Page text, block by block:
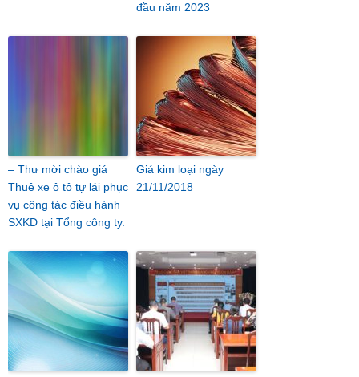
đầu năm 2023
– Thư mời chào giá
Thuê xe ô tô tự lái phục
vụ công tác điều hành
SXKD tại Tổng công ty.
Giá kim loại ngày
21/11/2018